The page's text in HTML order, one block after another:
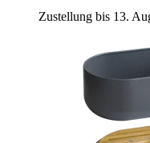
Zustellung bis 13.